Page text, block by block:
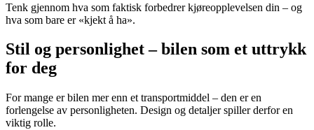
Tenk gjennom hva som faktisk forbedrer kjøreopplevelsen din – og
hva som bare er «kjekt å ha».
Stil og personlighet – bilen som et uttrykk
for deg
For mange er bilen mer enn et transportmiddel – den er en
forlengelse av personligheten. Design og detaljer spiller derfor en
viktig rolle.